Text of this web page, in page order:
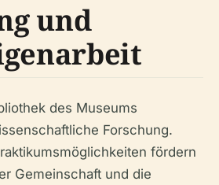
und
des Museums
Forschung.
fördern
Gemeinschaft und die